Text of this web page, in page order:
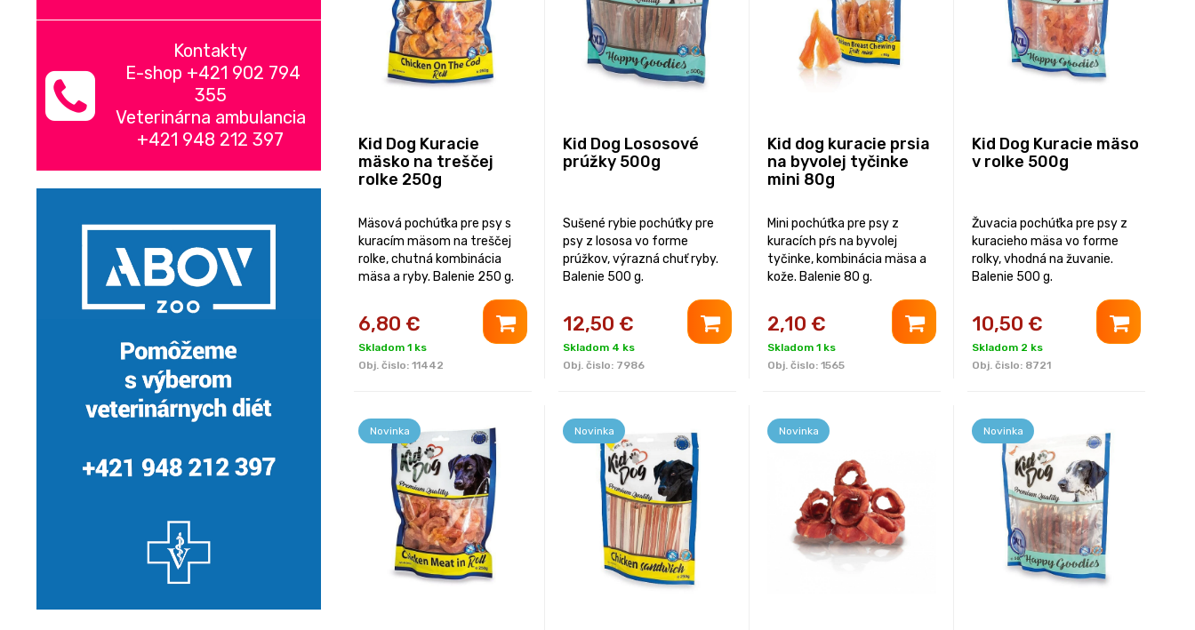
Kid Dog Kuracie
mäsko na treščej
rolke 250g
Mäsová pochúťka pre psy s
kuracím mäsom na treščej
rolke, chutná kombinácia
mäsa a ryby. Balenie 250 g.
6,80 €
Skladom 1 ks
Obj. čislo: 11442
Kid Dog Lososové
prúžky 500g
Sušené rybie pochúťky pre
psy z lososa vo forme
prúžkov, výrazná chuť ryby.
Balenie 500 g.
12,50 €
Skladom 4 ks
Obj. čislo: 7986
Kid dog kuracie prsia
na byvolej tyčinke
mini 80g
Mini pochúťka pre psy z
kuracích pŕs na byvolej
tyčinke, kombinácia mäsa a
kože. Balenie 80 g.
2,10 €
Skladom 1 ks
Obj. čislo: 1565
Kid Dog Kuracie mäso
v rolke 500g
Žuvacia pochúťka pre psy z
kuracieho mäsa vo forme
rolky, vhodná na žuvanie.
Balenie 500 g.
10,50 €
Skladom 2 ks
Obj. čislo: 8721
Novinka Novinka Novinka Novinka
Kontakty
E-shop +421 902 794
355
Veterinárna ambulancia
+421 948 212 397